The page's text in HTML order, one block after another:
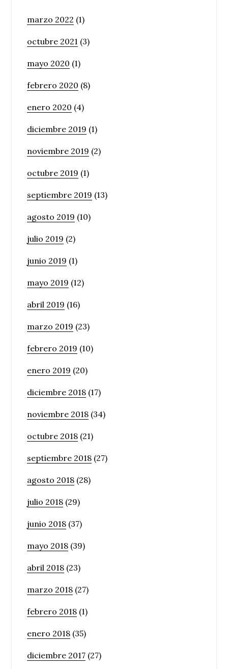
marzo 2022 (1)
octubre 2021 (3)
mayo 2020 (1)
febrero 2020 (8)
enero 2020 (4)
diciembre 2019 (1)
noviembre 2019 (2)
octubre 2019 (1)
septiembre 2019 (13)
agosto 2019 (10)
julio 2019 (2)
junio 2019 (1)
mayo 2019 (12)
abril 2019 (16)
marzo 2019 (23)
febrero 2019 (10)
enero 2019 (20)
diciembre 2018 (17)
noviembre 2018 (34)
octubre 2018 (21)
septiembre 2018 (27)
agosto 2018 (28)
julio 2018 (29)
junio 2018 (37)
mayo 2018 (39)
abril 2018 (23)
marzo 2018 (27)
febrero 2018 (1)
enero 2018 (35)
diciembre 2017 (27)